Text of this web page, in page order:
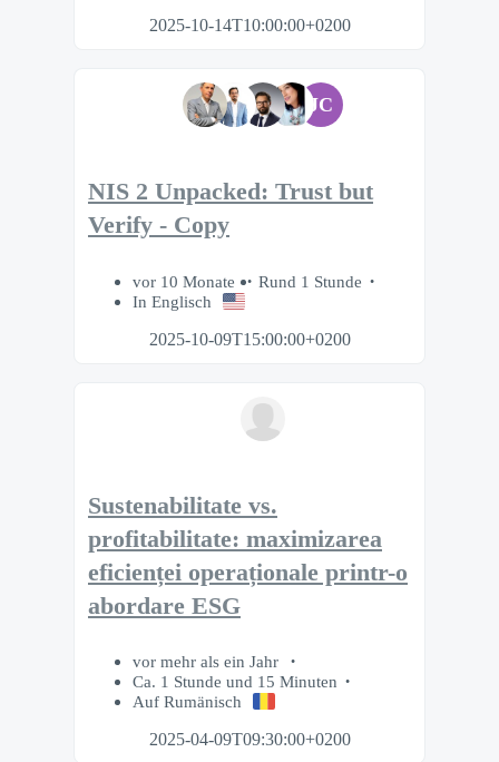
2025-10-14T10:00:00+0200
JC
NIS 2 Unpacked: Trust but
Verify - Copy
vor 10 Monate
Rund 1 Stunde
In Englisch
2025-10-09T15:00:00+0200
Sustenabilitate vs.
profitabilitate: maximizarea
eficienței operaționale printr-o
abordare ESG
vor mehr als ein Jahr
Ca. 1 Stunde und 15 Minuten
Auf Rumänisch
2025-04-09T09:30:00+0200